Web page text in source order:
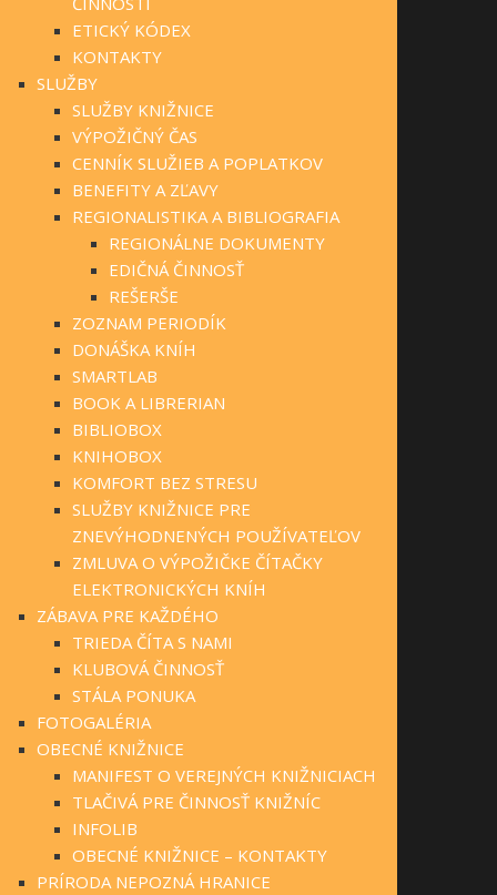
ETICKÝ KÓDEX
KONTAKTY
SLUŽBY
SLUŽBY KNIŽNICE
VÝPOŽIČNÝ ČAS
CENNÍK SLUŽIEB A POPLATKOV
BENEFITY A ZĽAVY
REGIONALISTIKA A BIBLIOGRAFIA
REGIONÁLNE DOKUMENTY
EDIČNÁ ČINNOSŤ
REŠERŠE
ZOZNAM PERIODÍK
DONÁŠKA KNÍH
SMARTLAB
BOOK A LIBRERIAN
BIBLIOBOX
KNIHOBOX
KOMFORT BEZ STRESU
SLUŽBY KNIŽNICE PRE
ZNEVÝHODNENÝCH POUŽÍVATEĽOV
ZMLUVA O VÝPOŽIČKE ČÍTAČKY
ELEKTRONICKÝCH KNÍH
ZÁBAVA PRE KAŽDÉHO
TRIEDA ČÍTA S NAMI
KLUBOVÁ ČINNOSŤ
STÁLA PONUKA
FOTOGALÉRIA
OBECNÉ KNIŽNICE
MANIFEST O VEREJNÝCH KNIŽNICIACH
TLAČIVÁ PRE ČINNOSŤ KNIŽNÍC
INFOLIB
OBECNÉ KNIŽNICE – KONTAKTY
PRÍRODA NEPOZNÁ HRANICE